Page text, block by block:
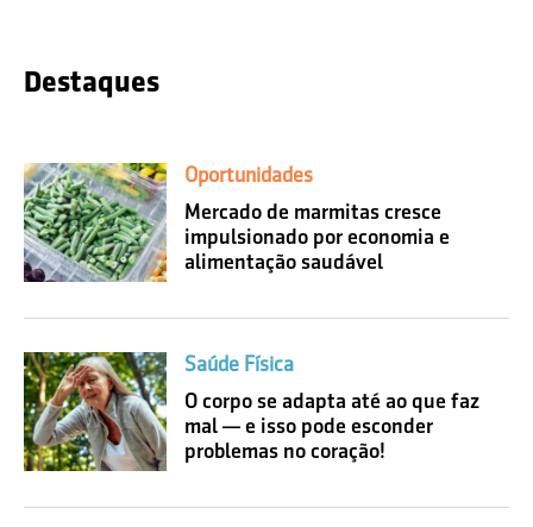
Destaques
Oportunidades
Mercado de marmitas cresce
impulsionado por economia e
alimentação saudável
Saúde Física
O corpo se adapta até ao que faz
mal — e isso pode esconder
problemas no coração!